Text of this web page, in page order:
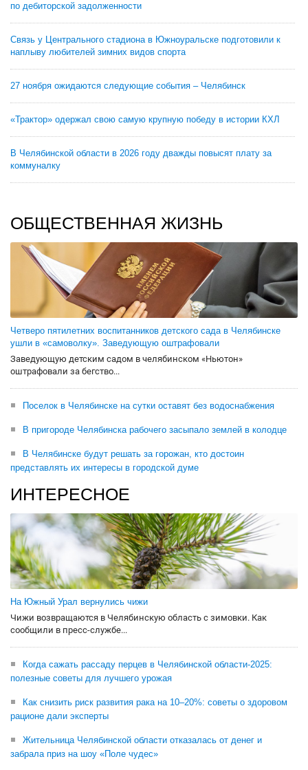
по дебиторской задолженности
Связь у Центрального стадиона в Южноуральске подготовили к
наплыву любителей зимних видов спорта
27 ноября ожидаются следующие события – Челябинск
«Трактор» одержал свою самую крупную победу в истории КХЛ
В Челябинской области в 2026 году дважды повысят плату за
коммуналку
ОБЩЕСТВЕННАЯ ЖИЗНЬ
Четверо пятилетних воспитанников детского сада в Челябинске
ушли в «самоволку». Заведующую оштрафовали
Заведующую детским садом в челябинском «Ньютон»
оштрафовали за бегство...
Поселок в Челябинске на сутки оставят без водоснабжения
В пригороде Челябинска рабочего засыпало землей в колодце
В Челябинске будут решать за горожан, кто достоин
представлять их интересы в городской думе
ИНТЕРЕСНОЕ
На Южный Урал вернулись чижи
Чижи возвращаются в Челябинскую область с зимовки. Как
сообщили в пресс-службе...
Когда сажать рассаду перцев в Челябинской области-2025:
полезные советы для лучшего урожая
Как снизить риск развития рака на 10–20%: советы о здоровом
рационе дали эксперты
Жительница Челябинской области отказалась от денег и
забрала приз на шоу «Поле чудес»